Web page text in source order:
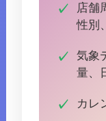
店舗
性別
気象
量、
カレ